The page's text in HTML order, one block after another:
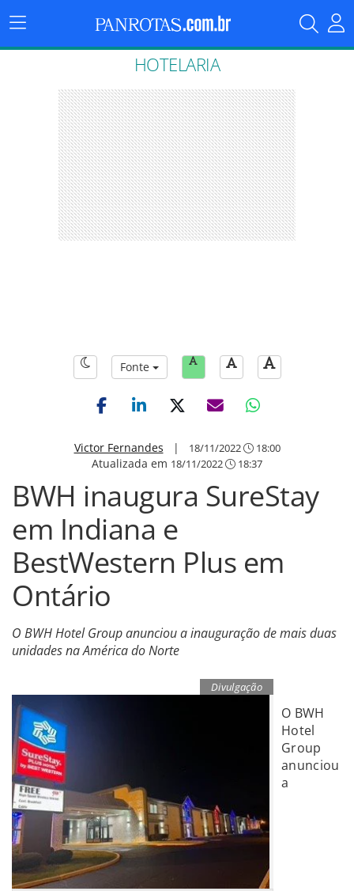
Menu
Principal
HOTELARIA
Fonte
Victor Fernandes | 18/11/2022 18:00
Atualizada em 18/11/2022 18:37
BWH inaugura SureStay
em Indiana e
BestWestern Plus em
Ontário
O BWH Hotel Group anunciou a inauguração de mais duas
unidades na América do Norte
Divulgação
O BWH
Hotel
Group
anunciou
a